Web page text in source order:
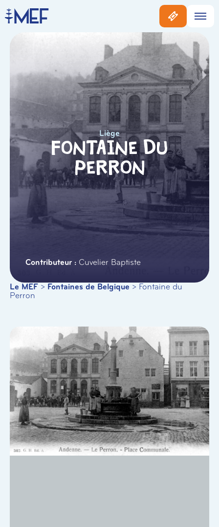
Liège
Fontaine du
Perron
Cuvelier Baptiste
Le MEF > Fontaines de Belgique > Fontaine du
Perron